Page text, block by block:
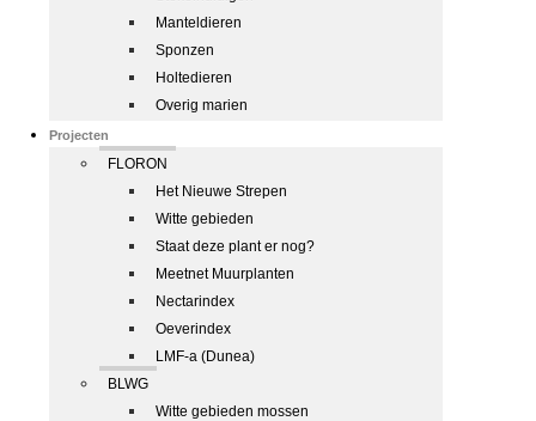
Manteldieren
Sponzen
Holtedieren
Overig marien
Projecten
FLORON
Het Nieuwe Strepen
Witte gebieden
Staat deze plant er nog?
Meetnet Muurplanten
Nectarindex
Oeverindex
LMF-a (Dunea)
BLWG
Witte gebieden mossen